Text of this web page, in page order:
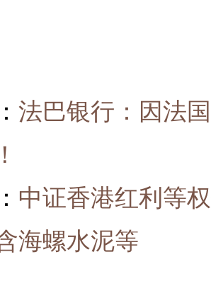
法巴银行：因法
中证香港红利等
海螺水泥等